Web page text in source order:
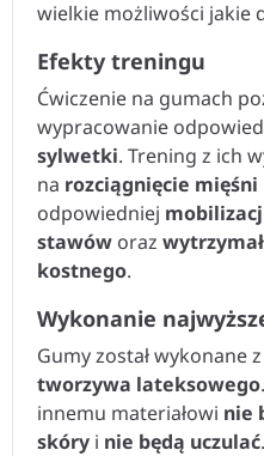
wielkie możliwości jakie
Efekty treningu
Ćwiczenie na gumach
wypracowanie
sylwetki. Trening z ich
na rozciągnięcie mięśni
odpowiedniej
stawów oraz
kostnego.
Wykonanie
Gumy został wykonane z
tworzywa lateksowego
innemu materiałowi nie
skóry i nie będą uczulać.